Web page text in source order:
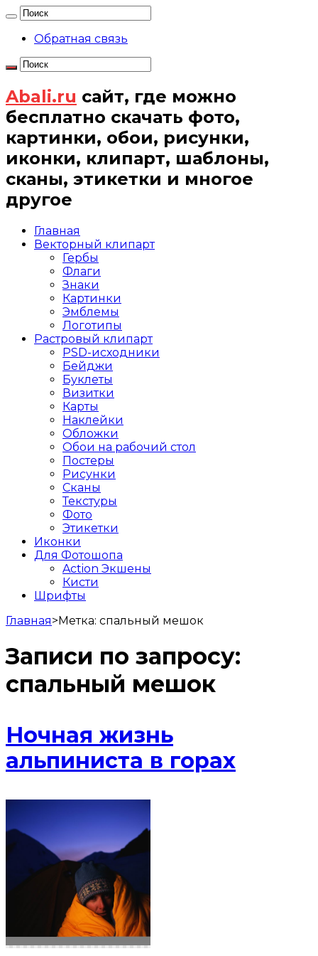
Обратная связь
Abali.ru сайт, где можно
бесплатно скачать фото,
картинки, обои, рисунки,
иконки, клипарт, шаблоны,
сканы, этикетки и многое
другое
Главная
Векторный клипарт
Гербы
Флаги
Знаки
Картинки
Эмблемы
Логотипы
Растровый клипарт
PSD-исходники
Бейджи
Буклеты
Визитки
Карты
Наклейки
Обложки
Обои на рабочий стол
Постеры
Рисунки
Сканы
Текстуры
Фото
Этикетки
Иконки
Для Фотошопа
Action Экшены
Кисти
Шрифты
Главная>Метка: спальный мешок
Записи по запросу:
спальный мешок
Ночная жизнь
альпиниста в горах